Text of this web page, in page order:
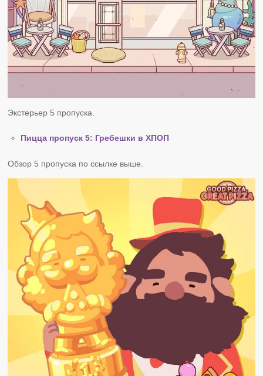
Экстерьер 5 пропуска.
Пицца пропуск 5: Гребешки в ХПОП
Обзор 5 пропуска по ссылке выше.